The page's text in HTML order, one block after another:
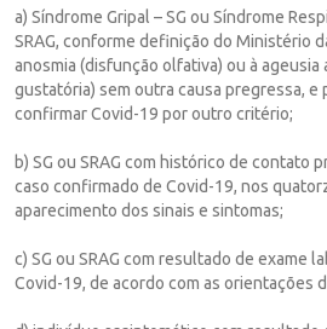
a) Síndrome Gripal – SG ou Síndrome
SRAG, conforme definição do Ministério
anosmia (disfunção olfativa) ou à ageusia
gustatória) sem outra causa pregressa, e
confirmar Covid-19 por outro critério;
b) SG ou SRAG com histórico de contato
caso confirmado de Covid-19, nos
aparecimento dos sinais e sintomas;
c) SG ou SRAG com resultado de exame
Covid-19, de acordo com as orientações